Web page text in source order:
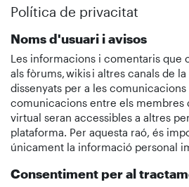
Política de privacitat
Noms d'usuari i avisos
Les informacions i comentaris que
als fòrums, wikis i altres canals de
dissenyats per a les
comunicacions entre els membres
virtual seran accessibles a altres
plataforma. Per aquesta raó, és
únicament la informació personal
Consentiment per al